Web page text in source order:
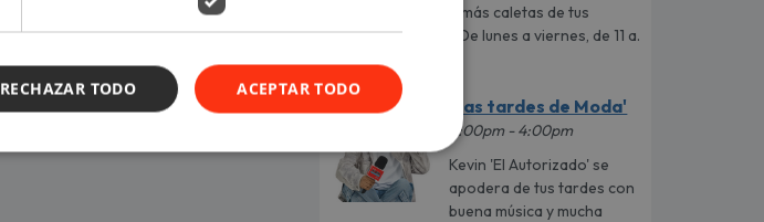
urbana y los datos más caletas de tus
artistas favoritos. De lunes a viernes, de 11 a.
'Las tardes de Moda'
2:00pm - 4:00pm
Kevin 'El Autorizado' se
apodera de tus tardes con
buena música y mucha
ACEPTAR TODO
RECHAZAR TODO